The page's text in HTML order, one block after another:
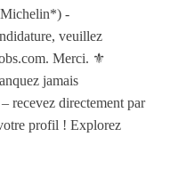
-
veuillez
Merci. ⚜️
jamais
recevez directement par
profil ! Explorez